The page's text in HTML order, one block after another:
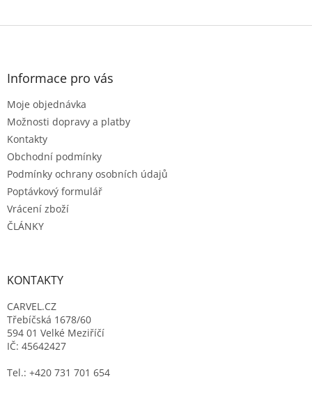
Z
Informace pro vás
Moje objednávka
Možnosti dopravy a platby
Kontakty
Obchodní podmínky
Podmínky ochrany osobních údajů
Poptávkový formulář
Vrácení zboží
ČLÁNKY
KONTAKTY
CARVEL.CZ
Třebíčská 1678/60
594 01 Velké Meziříčí
IČ: 45642427
Tel.: +420 731 701 654